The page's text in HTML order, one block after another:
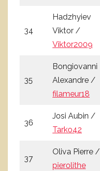
34
Hadzhyiev
Viktor /
Viktor2009
35
Bongiovanni
Alexandre /
filameur18
36
Josi Aubin /
Tarko42
37
Oliva Pierre /
pierolithe